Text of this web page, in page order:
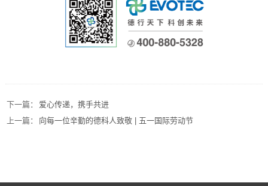
下一篇：
爱心传递，携手共进
上一篇：
向每一位辛勤的德科人致敬 | 五一国际劳动节